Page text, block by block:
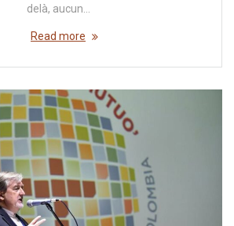
delà, aucun…
Read more